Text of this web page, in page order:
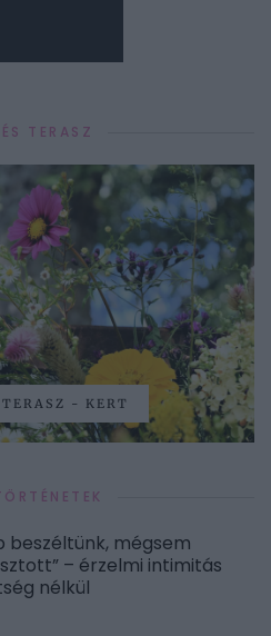
TERASZ
- KERT
beszéltünk, mégsem
– érzelmi intimitás
nélkül